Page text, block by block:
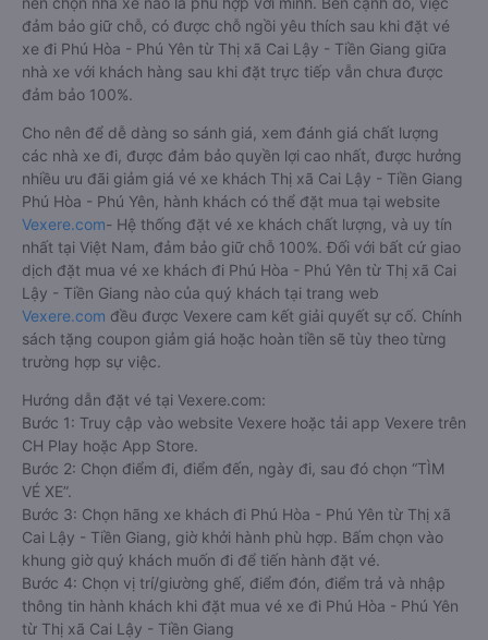
đảm bảo giữ chỗ, có được chỗ ngồi yêu thích sau khi đặt vé
xe đi Phú Hòa - Phú Yên từ Thị xã Cai Lậy - Tiền Giang giữa
nhà xe với khách hàng sau khi đặt trực tiếp vẫn chưa được
đảm bảo 100%.
Cho nên để dễ dàng so sánh giá, xem đánh giá chất lượng
các nhà xe đi, được đảm bảo quyền lợi cao nhất, được hưởng
nhiều ưu đãi giảm giá vé xe khách Thị xã Cai Lậy - Tiền Giang
Phú Hòa - Phú Yên, hành khách có thể đặt mua tại website
Vexere.com- Hệ thống đặt vé xe khách chất lượng, và uy tín
nhất tại Việt Nam, đảm bảo giữ chỗ 100%. Đối với bất cứ giao
dịch đặt mua vé xe khách đi Phú Hòa - Phú Yên từ Thị xã Cai
Lậy - Tiền Giang nào của quý khách tại trang web
Vexere.com đều được Vexere cam kết giải quyết sự cố. Chính
sách tặng coupon giảm giá hoặc hoàn tiền sẽ tùy theo từng
trường hợp sự việc.
Hướng dẫn đặt vé tại Vexere.com:
Bước 1: Truy cập vào website Vexere hoặc tải app Vexere trên
CH Play hoặc App Store.
Bước 2: Chọn điểm đi, điểm đến, ngày đi, sau đó chọn “TÌM
VÉ XE”.
Bước 3: Chọn hãng xe khách đi Phú Hòa - Phú Yên từ Thị xã
Cai Lậy - Tiền Giang, giờ khởi hành phù hợp. Bấm chọn vào
khung giờ quý khách muốn đi để tiến hành đặt vé.
Bước 4: Chọn vị trí/giường ghế, điểm đón, điểm trả và nhập
thông tin hành khách khi đặt mua vé xe đi Phú Hòa - Phú Yên
từ Thị xã Cai Lậy - Tiền Giang